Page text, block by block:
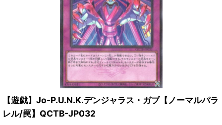
【遊戯】Jo-P.U.N.K.デンジャラス・ガブ【ノーマルパラ
レル/罠】QCTB-JP032